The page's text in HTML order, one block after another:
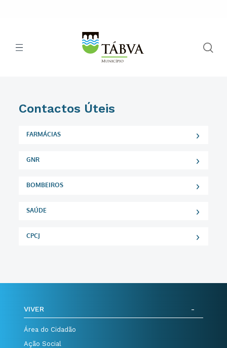
Contactos Úteis
FARMÁCIAS
GNR
BOMBEIROS
SAÚDE
CPCJ
VIVER
Área do Cidadão
Ação Social